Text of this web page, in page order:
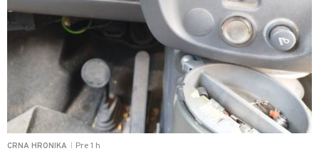
CRNA HRONIKA Pre 1 h